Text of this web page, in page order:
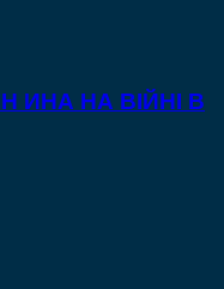
ИНА НА ВІЙНІ В